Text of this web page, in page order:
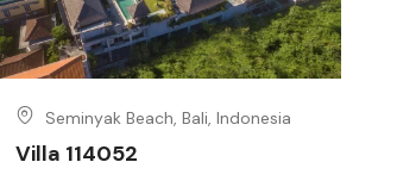
Seminyak Beach, Bali, Indonesia
Villa 114052